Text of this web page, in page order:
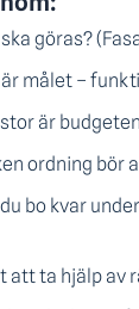
göras?
är målet –
är
ordning bör
bo kvar
att ta hjälp av